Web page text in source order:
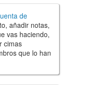
de
añadir notas,
vas haciendo,
cimas
que lo han